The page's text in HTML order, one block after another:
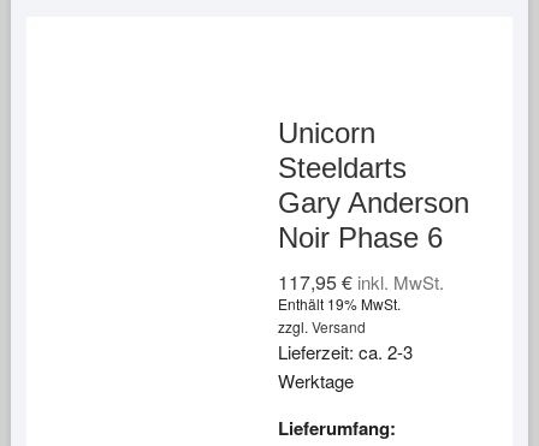
Unicorn
Steeldarts
Gary Anderson
Noir Phase 6
117,95€ inkl. MwSt.
Enthält 19% MwSt.
zzgl. Versand
Lieferzeit: ca. 2-3
Werktage
Lieferumfang: